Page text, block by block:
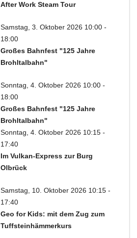
After Work Steam Tour
Samstag, 3. Oktober 2026 10:00 -
18:00
Großes Bahnfest "125 Jahre
Brohltalbahn"
Sonntag, 4. Oktober 2026 10:00 -
18:00
Großes Bahnfest "125 Jahre
Brohltalbahn"
Sonntag, 4. Oktober 2026 10:15 -
17:40
Im Vulkan-Express zur Burg
Olbrück
Samstag, 10. Oktober 2026 10:15 -
17:40
Geo for Kids: mit dem Zug zum
Tuffsteinhämmerkurs